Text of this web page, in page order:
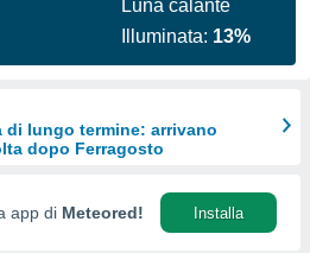
Luna calante
Illuminata: 13%
di lungo termine: arrivano
dopo Ferragosto
app di Meteored! Installa